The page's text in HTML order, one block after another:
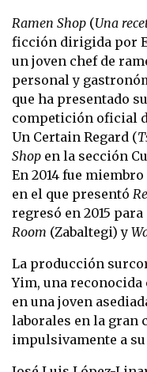
Ramen Shop (Una
ficción dirigida por
un joven chef de
personal y
que ha presentado
competición oficial
Un Certain Regard (
Shop en la sección
En 2014 fue
en el que presentó
regresó en 2015
Room (Zabaltegi) y
La producción
Yim, una reconocida
en una joven
laborales en la gran
impulsivamente a